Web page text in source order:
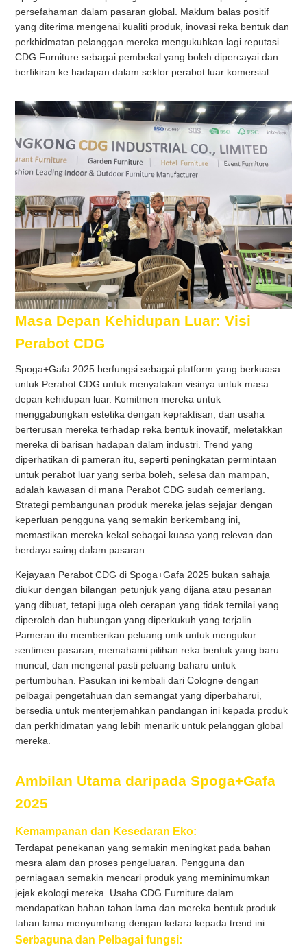
persefahaman dalam pasaran global. Maklum balas positif
yang diterima mengenai kualiti produk, inovasi reka bentuk dan
perkhidmatan pelanggan mereka mengukuhkan lagi reputasi
CDG Furniture sebagai pembekal yang boleh dipercayai dan
berfikiran ke hadapan dalam sektor perabot luar komersial.
Masa Depan Kehidupan Luar: Visi
Perabot CDG
Spoga+Gafa 2025 berfungsi sebagai platform yang berkuasa
untuk Perabot CDG untuk menyatakan visinya untuk masa
depan kehidupan luar. Komitmen mereka untuk
menggabungkan estetika dengan kepraktisan, dan usaha
berterusan mereka terhadap reka bentuk inovatif, meletakkan
mereka di barisan hadapan dalam industri. Trend yang
diperhatikan di pameran itu, seperti peningkatan permintaan
untuk perabot luar yang serba boleh, selesa dan mampan,
adalah kawasan di mana Perabot CDG sudah cemerlang.
Strategi pembangunan produk mereka jelas sejajar dengan
keperluan pengguna yang semakin berkembang ini,
memastikan mereka kekal sebagai kuasa yang relevan dan
berdaya saing dalam pasaran.
Kejayaan Perabot CDG di Spoga+Gafa 2025 bukan sahaja
diukur dengan bilangan petunjuk yang dijana atau pesanan
yang dibuat, tetapi juga oleh cerapan yang tidak ternilai yang
diperoleh dan hubungan yang diperkukuh yang terjalin.
Pameran itu memberikan peluang unik untuk mengukur
sentimen pasaran, memahami pilihan reka bentuk yang baru
muncul, dan mengenal pasti peluang baharu untuk
pertumbuhan. Pasukan ini kembali dari Cologne dengan
pelbagai pengetahuan dan semangat yang diperbaharui,
bersedia untuk menterjemahkan pandangan ini kepada produk
dan perkhidmatan yang lebih menarik untuk pelanggan global
mereka.
Ambilan Utama daripada Spoga+Gafa
2025
Kemampanan dan Kesedaran Eko:
Terdapat penekanan yang semakin meningkat pada bahan
mesra alam dan proses pengeluaran. Pengguna dan
perniagaan semakin mencari produk yang meminimumkan
jejak ekologi mereka. Usaha CDG Furniture dalam
mendapatkan bahan tahan lama dan mereka bentuk produk
tahan lama menyumbang dengan ketara kepada trend ini.
Serbaguna dan Pelbagai fungsi: